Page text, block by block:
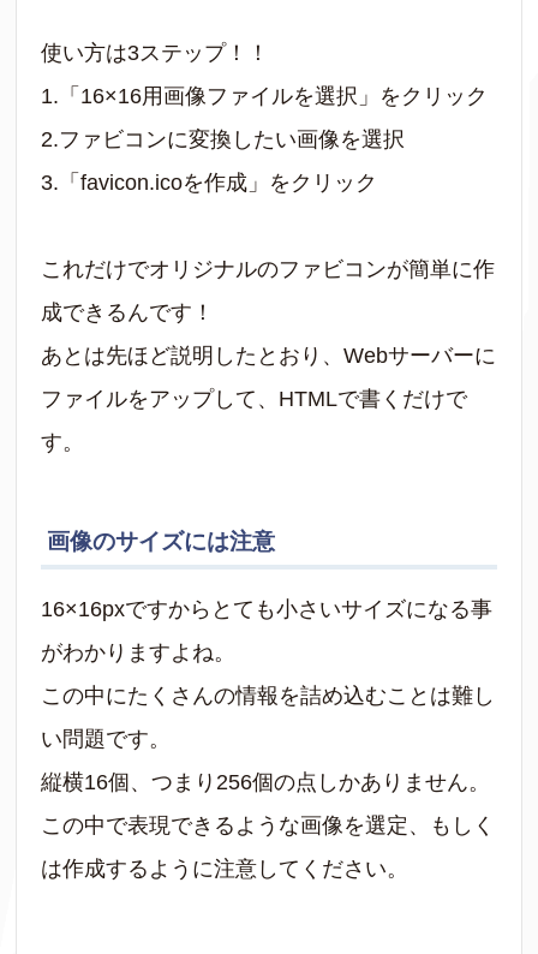
使い方は3ステップ！！
1.「16×16用画像ファイルを選択」をクリック
2.ファビコンに変換したい画像を選択
3.「favicon.icoを作成」をクリック
これだけでオリジナルのファビコンが簡単に作
成できるんです！
あとは先ほど説明したとおり、Webサーバーに
ファイルをアップして、HTMLで書くだけで
す。
画像のサイズには注意
16×16pxですからとても小さいサイズになる事
がわかりますよね。
この中にたくさんの情報を詰め込むことは難し
い問題です。
縦横16個、つまり256個の点しかありません。
この中で表現できるような画像を選定、もしく
は作成するように注意してください。